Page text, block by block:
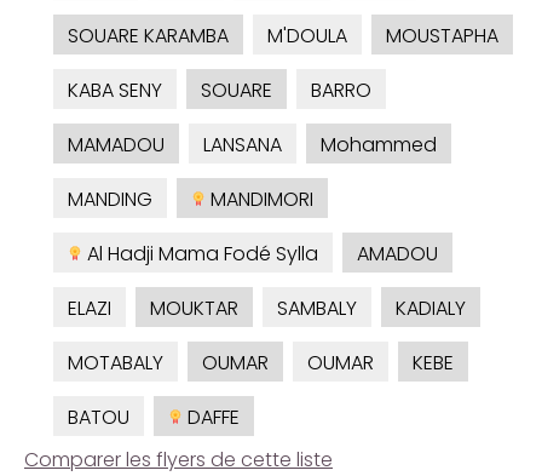
SOUARE KARAMBA
M'DOULA
MOUSTAPHA
KABA SENY
SOUARE
BARRO
MAMADOU
LANSANA
Mohammed
MANDING
MANDIMORI
Al Hadji Mama Fodé Sylla
AMADOU
ELAZI
MOUKTAR SAMBALY
KADIALY
MOTABALY
OUMAR OUMAR
KEBE
BATOU
DAFFE
Comparer les flyers de cette liste